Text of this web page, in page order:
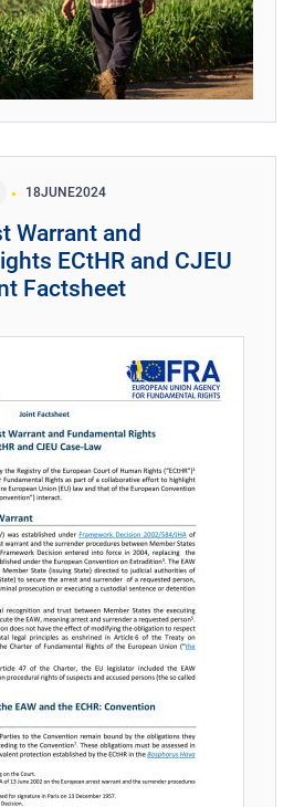
18JUNE2024
Warrant and
ECtHR and CJEU
Factsheet